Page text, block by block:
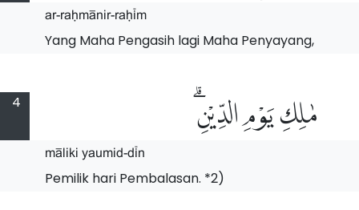
ar-raHm$nir-raH%m
Yang Maha Pengasih lagi Maha Penyayang,
4 مٰلِكِ يَوْمِ الدِّيْنِۗ
m$liki yaumid-d%n
Pemilik hari Pembalasan. *2)